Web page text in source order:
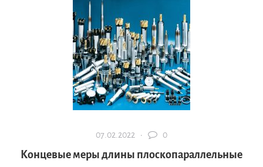
07.02.2022 · 0
Концевые меры длины плоскопараллельные